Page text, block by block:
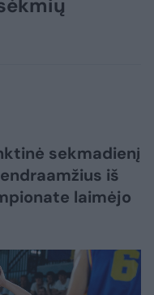
sekmadienį
iš
laimėjo